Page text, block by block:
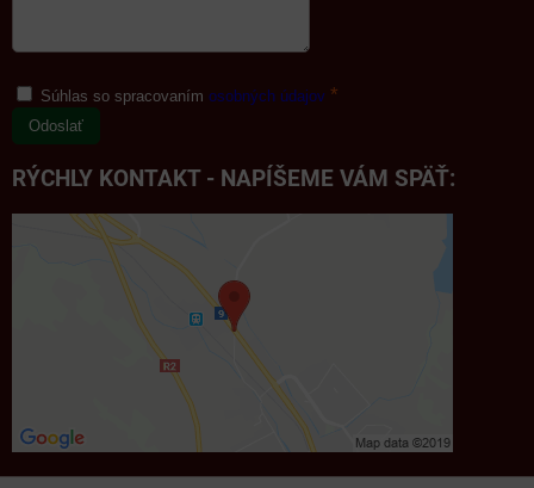
Súhlas so spracovaním osobných údajov *
Odoslať
RÝCHLY KONTAKT - NAPÍŠEME VÁM SPÄŤ: